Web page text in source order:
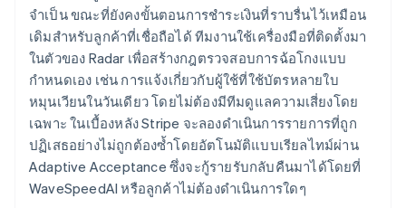
จำเป็น ขณะที่ยังคงขั้นตอนการชำระเงินที่ราบรื่นไว้เหมือน
เดิมสำหรับลูกค้าที่เชื่อถือได้ ทีมงานใช้เครื่องมือที่ติดตั้งมา
ในตัวของ Radar เพื่อสร้างกฎตรวจสอบการฉ้อโกงแบบ
กำหนดเอง เช่น การแจ้งเกี่ยวกับผู้ใช้ที่ใช้บัตรหลายใบ
หมุนเวียนในวันเดียว โดยไม่ต้องมีทีมดูแลความเสี่ยงโดย
เฉพาะ ในเบื้องหลัง Stripe จะลองดำเนินการรายการที่ถูก
ปฏิเสธอย่างไม่ถูกต้องซ้ำโดยอัตโนมัติแบบเรียลไทม์ผ่าน
Adaptive Acceptance ซึ่งจะกู้รายรับกลับคืนมาได้โดยที่
WaveSpeedAI หรือลูกค้าไม่ต้องดำเนินการใดๆ